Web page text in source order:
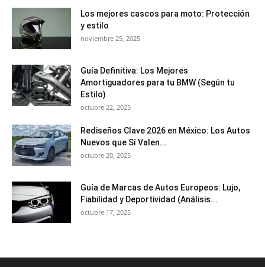
Los mejores cascos para moto: Protección
y estilo
noviembre 25, 2025
Guía Definitiva: Los Mejores
Amortiguadores para tu BMW (Según tu
Estilo)
octubre 22, 2025
Rediseños Clave 2026 en México: Los Autos
Nuevos que Sí Valen...
octubre 20, 2025
Guía de Marcas de Autos Europeos: Lujo,
Fiabilidad y Deportividad (Análisis...
octubre 17, 2025